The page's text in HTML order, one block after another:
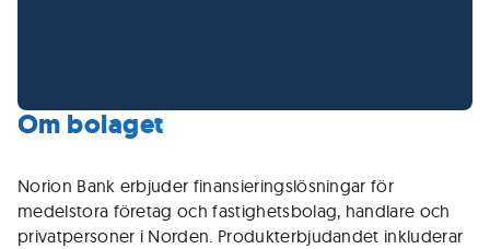
Om bolaget
Norion Bank erbjuder finansieringslösningar för
medelstora företag och fastighetsbolag, handlare och
privatpersoner i Norden. Produkterbjudandet inkluderar